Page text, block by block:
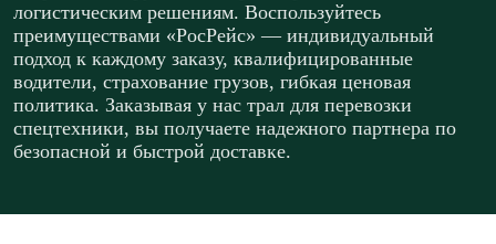
логистическим решениям. Воспользуйтесь
преимуществами «РосРейс» — индивидуальный
подход к каждому заказу, квалифицированные
водители, страхование грузов, гибкая ценовая
политика. Заказывая у нас трал для перевозки
спецтехники, вы получаете надежного партнера по
безопасной и быстрой доставке.